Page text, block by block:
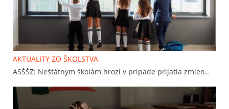
AKTUALITY ZO ŠKOLSTVA
ASŠŠZ: Neštátnym školám hrozí v prípade prijatia zmien..